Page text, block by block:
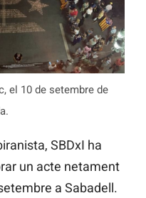
el 10 de setembre de
SBDxI ha
un acte netament
a Sabadell.